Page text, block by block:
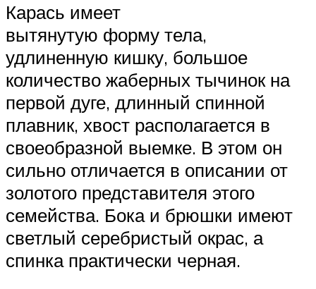
Карась имеет
вытянутую форму тела,
удлиненную кишку, большое
количество жаберных тычинок на
первой дуге, длинный спинной
плавник, хвост располагается в
своеобразной выемке. В этом он
сильно отличается в описании от
золотого представителя этого
семейства. Бока и брюшки имеют
светлый серебристый окрас, а
спинка практически черная.